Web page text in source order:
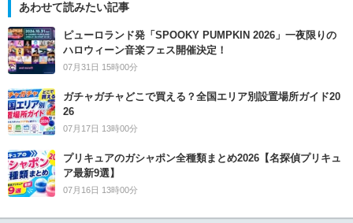
あわせて読みたい記事
ピューロランド発「SPOOKY PUMPKIN 2026」一夜限りの
ハロウィーン音楽フェス開催決定！
07月31日 15時00分
ガチャガチャどこで買える？全国エリア別設置場所ガイド20
26
07月17日 13時00分
プリキュアのガシャポン全種類まとめ2026【名探偵プリキュ
ア最新9選】
07月16日 13時00分